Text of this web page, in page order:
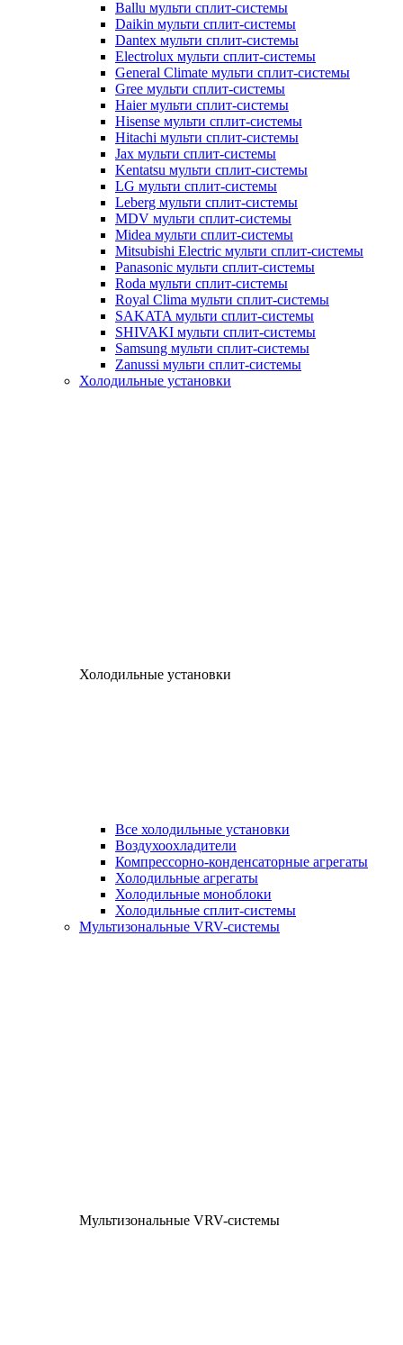
Ballu мульти сплит-системы
Daikin мульти сплит-системы
Dantex мульти сплит-системы
Electrolux мульти сплит-системы
General Climate мульти сплит-системы
Gree мульти сплит-системы
Haier мульти сплит-системы
Hisense мульти сплит-системы
Hitachi мульти сплит-системы
Jax мульти сплит-системы
Kentatsu мульти сплит-системы
LG мульти сплит-системы
Leberg мульти сплит-системы
MDV мульти сплит-системы
Midea мульти сплит-системы
Mitsubishi Electric мульти сплит-системы
Panasonic мульти сплит-системы
Roda мульти сплит-системы
Royal Clima мульти сплит-системы
SAKATA мульти сплит-системы
SHIVAKI мульти сплит-системы
Samsung мульти сплит-системы
Zanussi мульти сплит-системы
Холодильные установки
Холодильные установки
Все холодильные установки
Воздухоохладители
Компрессорно-конденсаторные агрегаты
Холодильные агрегаты
Холодильные моноблоки
Холодильные сплит-системы
Мультизональные VRV-системы
Мультизональные VRV-системы